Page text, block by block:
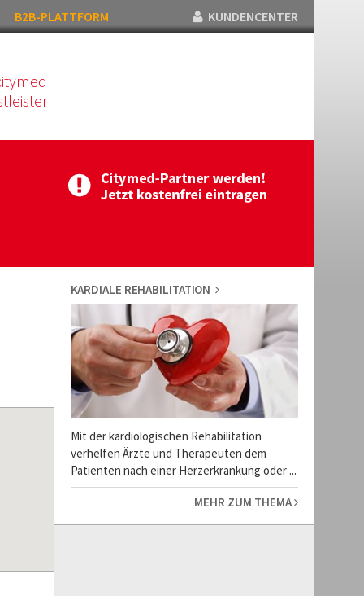
B2B-PLATTFORM KUNDENCENTER
KARDIALE REHABILITATION
Mit der kardiologischen Rehabilitation
verhelfen Ärzte und Therapeuten dem
Patienten nach einer Herzerkrankung oder ...
MEHR ZUM THEMA